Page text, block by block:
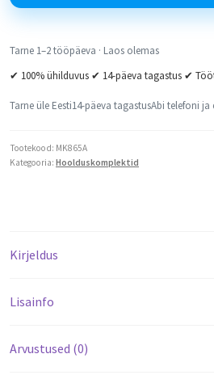
Tarne 1–2 tööpäeva · Laos olemas
✔ 100% ühilduvus ✔ 14-päeva tagastus ✔
Tarne üle Eesti14-päeva tagastusAbi telefoni ja
Tootekood: MK865A
Kategooria: Hoolduskomplektid
Kirjeldus
Lisainfo
Arvustused (0)